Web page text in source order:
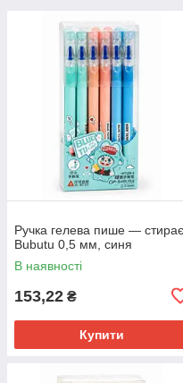
Ручка гелева пише — стирає
Bubutu 0,5 мм, синя
В наявності
153,22 ₴
Купити